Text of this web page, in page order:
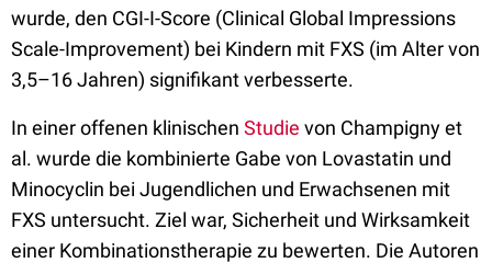
wurde, den CGI-I-Score (Clinical Global Impressions
Scale-Improvement) bei Kindern mit FXS (im Alter von
3,5–16 Jahren) signifikant verbesserte.
In einer offenen klinischen Studie von Champigny et
al. wurde die kombinierte Gabe von Lovastatin und
Minocyclin bei Jugendlichen und Erwachsenen mit
FXS untersucht. Ziel war, Sicherheit und Wirksamkeit
einer Kombinationstherapie zu bewerten. Die Autoren